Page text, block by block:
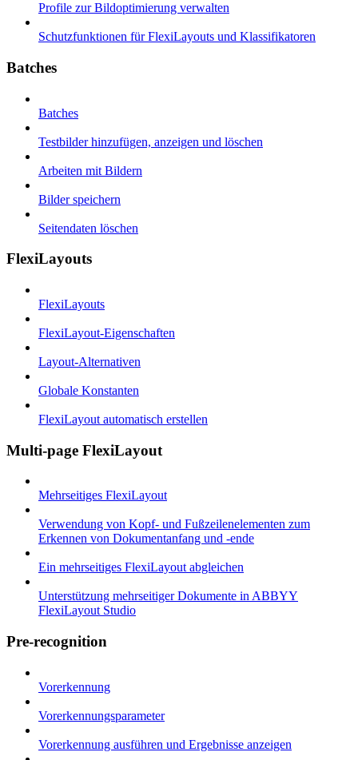
Profile zur Bildoptimierung verwalten
Schutzfunktionen für FlexiLayouts und Klassifikatoren
Batches
Batches
Testbilder hinzufügen, anzeigen und löschen
Arbeiten mit Bildern
Bilder speichern
Seitendaten löschen
FlexiLayouts
FlexiLayouts
FlexiLayout-Eigenschaften
Layout-Alternativen
Globale Konstanten
FlexiLayout automatisch erstellen
Multi-page FlexiLayout
Mehrseitiges FlexiLayout
Verwendung von Kopf- und Fußzeilenelementen zum
Erkennen von Dokumentanfang und -ende
Ein mehrseitiges FlexiLayout abgleichen
Unterstützung mehrseitiger Dokumente in ABBYY
FlexiLayout Studio
Pre-recognition
Vorerkennung
Vorerkennungsparameter
Vorerkennung ausführen und Ergebnisse anzeigen